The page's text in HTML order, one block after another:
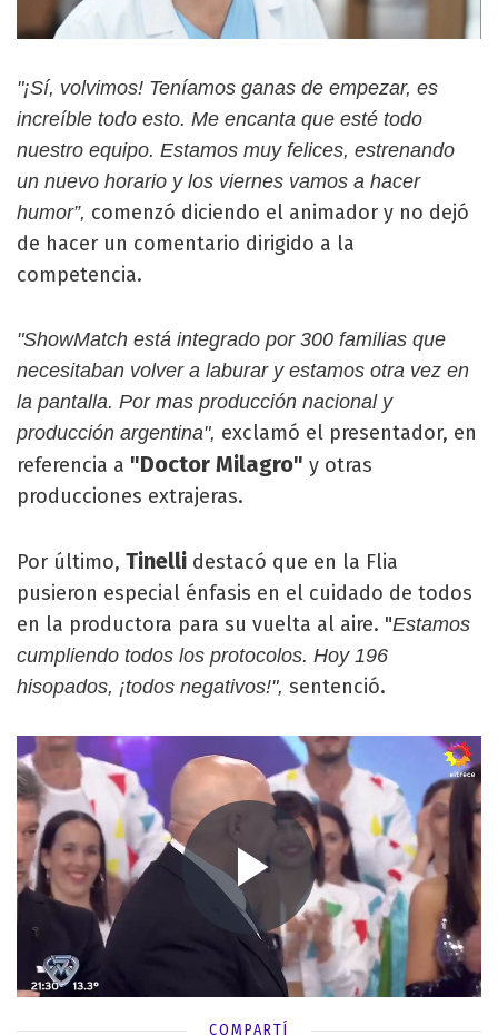
"¡Sí, volvimos! Teníamos ganas de empezar, es
increíble todo esto. Me encanta que esté todo
nuestro equipo. Estamos muy felices, estrenando
un nuevo horario y los viernes vamos a hacer
humor”, comenzó diciendo el animador y no dejó
de hacer un comentario dirigido a la
competencia.
"ShowMatch está integrado por 300 familias que
necesitaban volver a laburar y estamos otra vez en
la pantalla. Por mas producción nacional y
producción argentina", exclamó el presentador, en
referencia a "Doctor Milagro" y otras
producciones extrajeras.
Por último, Tinelli destacó que en la Flia
pusieron especial énfasis en el cuidado de todos
en la productora para su vuelta al aire. "Estamos
cumpliendo todos los protocolos. Hoy 196
hisopados, ¡todos negativos!", sentenció.
COMPARTÍ